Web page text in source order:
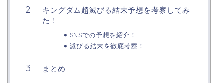
キングダム趙滅びる結末予想を考察してみ
た！
SNSでの予想を紹介！
滅びる結末を徹底考察！
まとめ